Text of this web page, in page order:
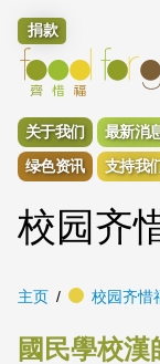
捐款
关于我们 最新消
绿色资讯
支持我
校园齐
主页 校园齐惜
國民學校漢